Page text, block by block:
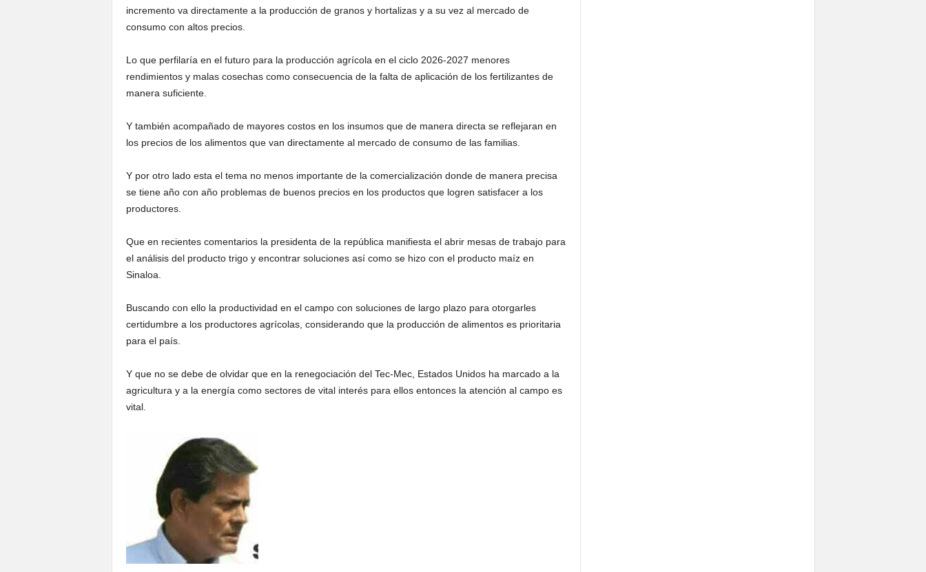
incremento va directamente a la producción de granos y hortalizas y a su vez al mercado de
consumo con altos precios.
Lo que perfilaría en el futuro para la producción agrícola en el ciclo 2026-2027 menores
rendimientos y malas cosechas como consecuencia de la falta de aplicación de los fertilizantes de
manera suficiente.
Y también acompañado de mayores costos en los insumos que de manera directa se reflejaran en
los precios de los alimentos que van directamente al mercado de consumo de las familias.
Y por otro lado esta el tema no menos importante de la comercialización donde de manera precisa
se tiene año con año problemas de buenos precios en los productos que logren satisfacer a los
productores.
Que en recientes comentarios la presidenta de la república manifiesta el abrir mesas de trabajo para
el análisis del producto trigo y encontrar soluciones así como se hizo con el producto maíz en
Sinaloa.
Buscando con ello la productividad en el campo con soluciones de largo plazo para otorgarles
certidumbre a los productores agrícolas, considerando que la producción de alimentos es prioritaria
para el país.
Y que no se debe de olvidar que en la renegociación del Tec-Mec, Estados Unidos ha marcado a la
agricultura y a la energía como sectores de vital interés para ellos entonces la atención al campo es
vital.